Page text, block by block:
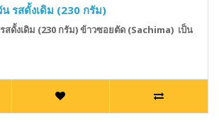
รสดั้งเดิม (230 กรัม)
ดั้งเดิม (230 กรัม) ข้าวซอยตัด (Sachima) เป็น